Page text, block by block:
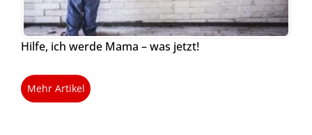
Hilfe, ich werde Mama – was jetzt!
Mehr Artikel